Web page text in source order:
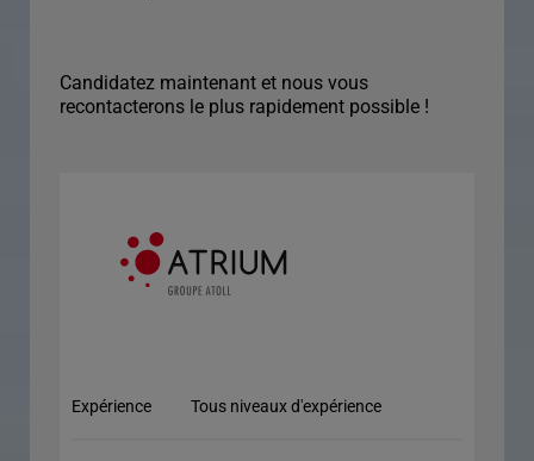
Candidatez maintenant et nous vous
recontacterons le plus rapidement possible !
Expérience Tous niveaux d'expérience